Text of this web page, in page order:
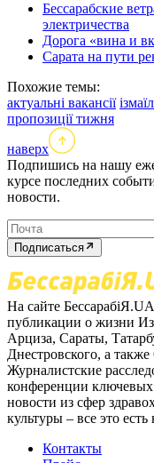
Бессарабские
электричества
Дорога «вина и
Сарата на пути
Похожие темы:
актуальні вакансії
пропозиції тижня
наверх
Подпишись на нашу
курсе последних
новости.
Подписаться
На сайте
публикации о жизни
Арциза, Сараты,
Днестровского, а
Журналистские
конференции
новости из сфер
культуры – все это
Контакты